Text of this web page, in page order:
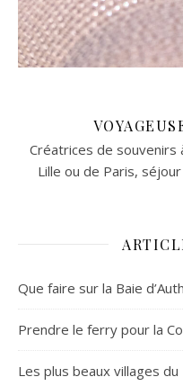
Créatrices de
Lille ou de Paris,
Que faire sur la Baie
Prendre le ferry pour la
Les plus beaux villages du